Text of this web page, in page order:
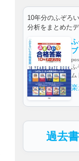
10年分のふぞろ
分析をまとめた
ふ
ム
過去